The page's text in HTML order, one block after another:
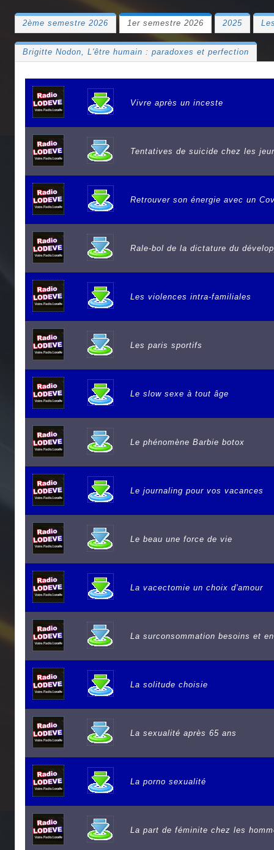
2ème semestre 2026 1er semestre 2026 2025
Brigitte Nodon, L'être humain : paradoxes et perfection
Vivre après un inceste
Tentatives de suicide chez les
Retrouver son énergie avec un
Rale-bol de la dictature du
Les violences intra-familiales
Les paris sportifs
Le slow sexe à tout âge
Le phénomène Barbie botox
Le journaling pour vos vacances
Le beau une force de vie
La vacectomie un choix d'amour
La surconsommation besoins et
La solitude choisie
La sexualité après 65 ans
La porno sexualité
La part de féminite chez les